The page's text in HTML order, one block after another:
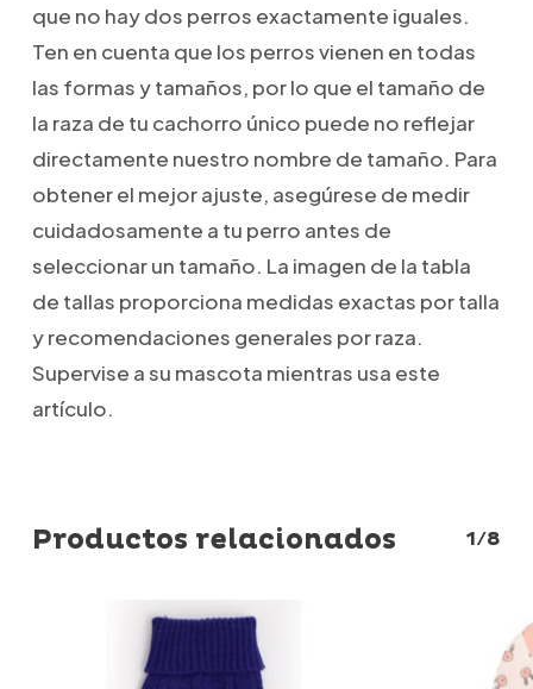
que no hay dos perros exactamente iguales.
Ten en cuenta que los perros vienen en todas
las formas y tamaños, por lo que el tamaño de
la raza de tu cachorro único puede no reflejar
directamente nuestro nombre de tamaño. Para
obtener el mejor ajuste, asegúrese de medir
cuidadosamente a tu perro antes de
seleccionar un tamaño. La imagen de la tabla
de tallas proporciona medidas exactas por talla
y recomendaciones generales por raza.
Supervise a su mascota mientras usa este
artículo.
Productos relacionados 1/8